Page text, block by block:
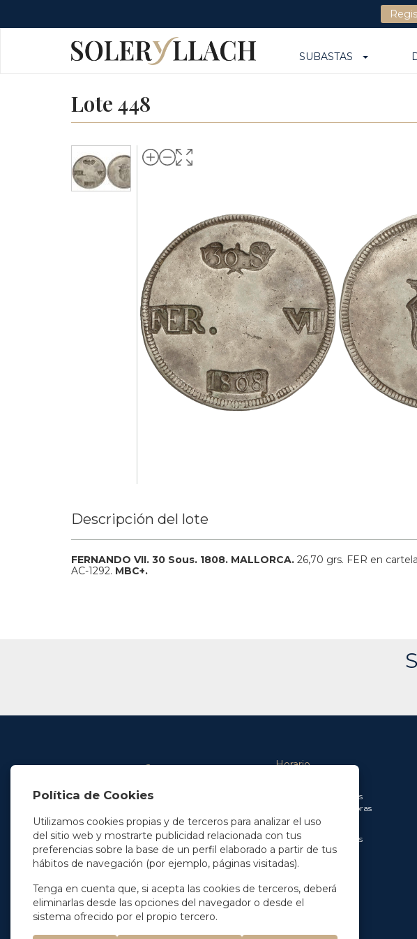
SUBASTAS
Lote 448
Descripción del lote
FERNANDO VII. 30 Sous. 1808. MALLORCA. 26,70 grs. FER en
AC-1292. MBC+.
En Madrid
info@soleryllach.com
En Barcelona
Beethoven 13
+34 93 201 87 33
info@soleryllach.com
Horario
De 9.00 a 13.30 horas
y de 14.30 a 18.00 horas
Viernes:
De 8.30 a 15.00 horas
Política de Cookies
Utilizamos cookies propias y de terceros para analizar el uso
del sitio web y mostrarte publicidad relacionada con tus
preferencias sobre la base de un perfil elaborado a partir de tus
hábitos de navegación (por ejemplo, páginas visitadas).
Tenga en cuenta que, si acepta las cookies de terceros, deberá
eliminarlas desde las opciones del navegador o desde el
sistema ofrecido por el propio tercero.